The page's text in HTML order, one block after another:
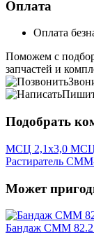
Оплата
Оплата
Поможем с
запчастей и
Подобрать
МСЦ 2,1х3,0 МСЦ
Растиратель
Может
Бандаж СММ